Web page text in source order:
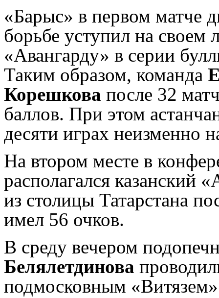
«Барыс» в первом матче
борьбе уступил на своем
«Авангарду» в серии
Таким образом, команда
Корешкова после 32
баллов. При этом
десяти играх неизменно
На втором месте в
располагался казанский
из столицы Татарстана
имел 56 очков.
В среду вечером
Белялетдинова
подмосковным